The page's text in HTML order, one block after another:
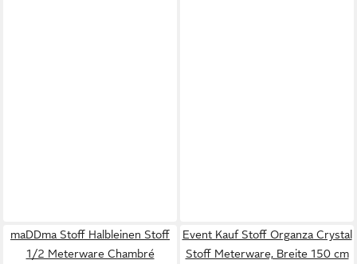
maDDma Stoff Halbleinen Stoff
1/2 Meterware Chambré
Event Kauf Stoff Organza Crystal
Stoff Meterware, Breite 150 cm